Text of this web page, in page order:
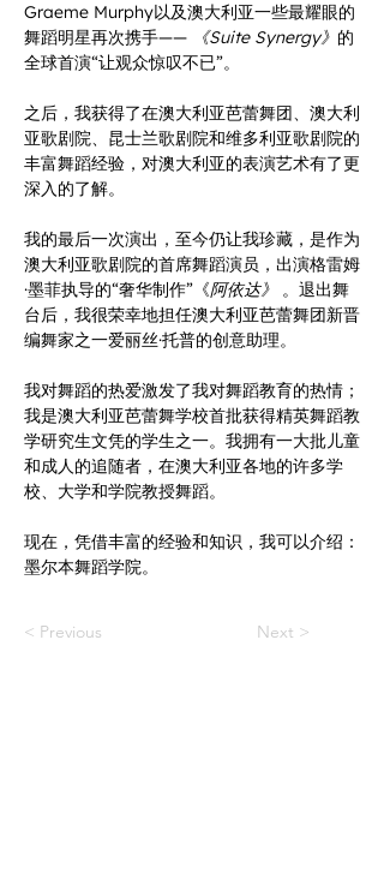
Graeme Murphy以及澳大利亚一些最耀眼的
舞蹈明星再次携手——
《Suite Synergy》 的
全球首演“让观众惊叹不已”。
之后，我获得了在澳大利亚芭蕾舞团、澳大利
亚歌剧院、昆士兰歌剧院和维多利亚歌剧院的
丰富舞蹈经验，对澳大利亚的表演艺术有了更
深入的了解。
我的最后一次演出，至今仍让我珍藏，是作为
澳大利亚歌剧院的首席舞蹈演员，出演格雷姆
·墨菲执导的“奢华制作”《阿依达》
。退出舞
台后，我很荣幸地担任澳大利亚芭蕾舞团新晋
编舞家之一爱丽丝·托普的创意助理。
我对舞蹈的热爱激发了我对舞蹈教育的热情；
我是澳大利亚芭蕾舞学校首批获得精英舞蹈教
学研究生文凭的学生之一。我拥有一大批儿童
和成人的追随者，在澳大利亚各地的许多学
校、大学和学院教授舞蹈。
现在，凭借丰富的经验和知识，我可以介绍：
墨尔本舞蹈学院。
< Previous Next >